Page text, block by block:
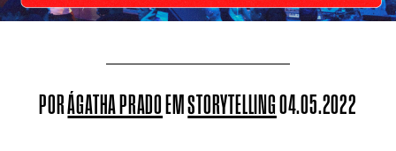
PORÁGATHA PRADOEMSTORYTELLING04.05.2022